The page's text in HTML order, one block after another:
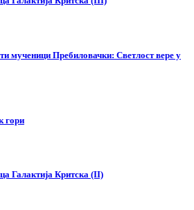
мученици Пребиловачки: Светлост вере у
гори
Галактија Критска (II)